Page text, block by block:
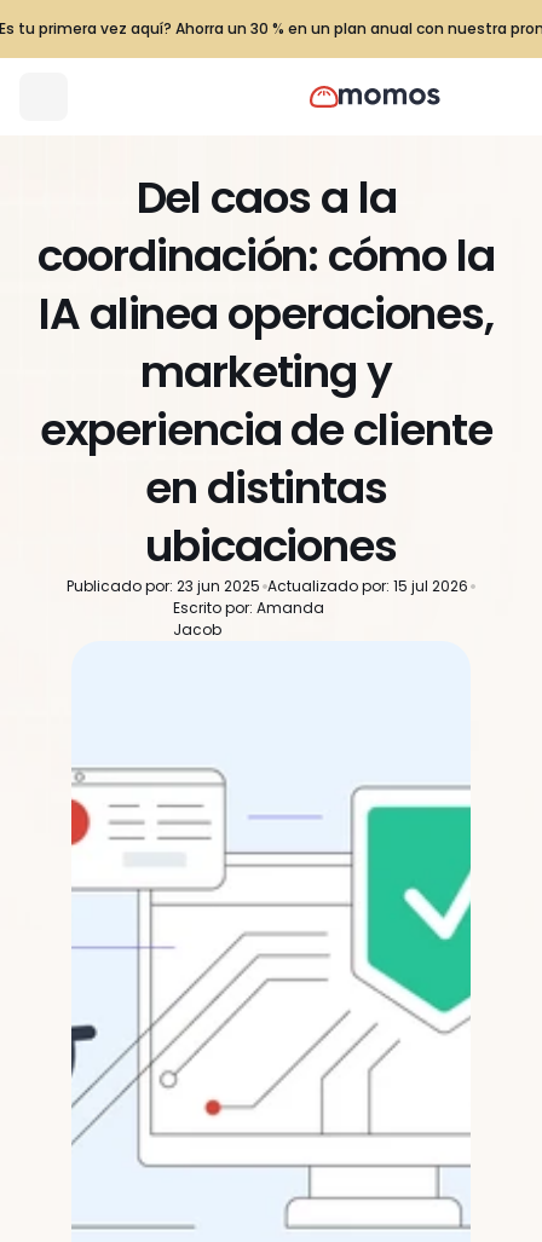
Del caos a la
coordinación: cómo la
IA alinea operaciones,
marketing y
experiencia de cliente
en distintas
ubicaciones
Publicado por: 23 jun 2025 Actualizado por: 15 jul 2026
Escrito por: Amanda
Jacob
tu primera vez aquí? Ahorra un 30 % en un plan anual con nuestra